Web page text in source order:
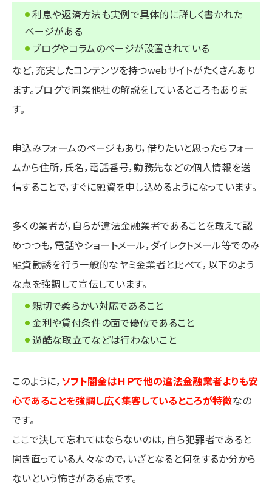
利息や返済方法も実例で具体的に詳しく書かれた
ページがある
ブログやコラムのページが設置されている
など，充実したコンテンツを持つwebサイトがたくさんあり
ます。ブログで同業他社の解説をしているところもありま
す。
申込みフォームのページもあり，借りたいと思ったらフォー
ムから住所，氏名，電話番号，勤務先などの個人情報を送
信することで，すぐに融資を申し込めるようになっています。
多くの業者が，自らが違法金融業者であることを敢えて認
めつつも，電話やショートメール，ダイレクトメール等でのみ
融資勧誘を行う一般的なヤミ金業者と比べて，以下のよう
な点を強調して宣伝しています。
親切で柔らかい対応であること
金利や貸付条件の面で優位であること
過酷な取立てなどは行わないこと
このように， ソフト闇金はＨＰで他の違法金融業者よりも安
心であることを強調し広く集客しているところが特徴なの
です。
ここで決して忘れてはならないのは，自ら犯罪者であると
開き直っている人々なので，いざとなると何をするか分から
ないという怖さがある点です。